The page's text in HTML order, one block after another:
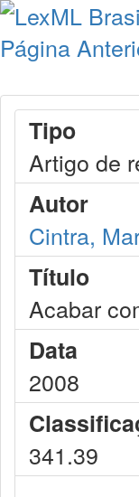
Página
Tipo
Artigo de
Autor
Cintra,
Título
Acabar
Data
2008
341.39